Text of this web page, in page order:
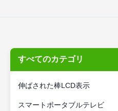
すべてのカテゴリ
伸ばされた棒LCD表示
スマートポータブルテレビ